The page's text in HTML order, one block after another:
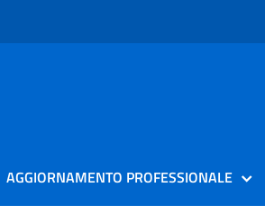
AGGIORNAMENTO PROFESSIONALE